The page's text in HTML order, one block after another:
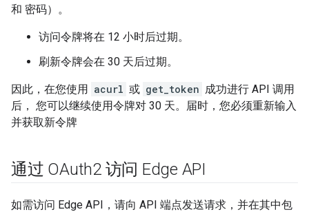
和 密码）。
访问令牌将在 12 小时后过期。
刷新令牌会在 30 天后过期。
因此，在您使用 acurl 或 get_token 成功进行 API 调用
后， 您可以继续使用令牌对 30 天。届时，您必须重新输入
并获取新令牌
通过 OAuth2 访问 Edge API
如需访问 Edge API，请向 API 端点发送请求，并在其中包